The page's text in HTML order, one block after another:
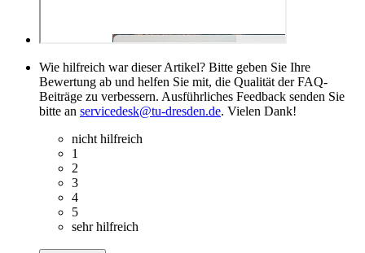
Wie hilfreich war dieser Artikel? Bitte geben Sie Ihre
Bewertung ab und helfen Sie mit, die Qualität der FAQ-
Beiträge zu verbessern. Ausführliches Feedback senden Sie
bitte an servicedesk@tu-dresden.de. Vielen Dank!
nicht hilfreich
1
2
3
4
5
sehr hilfreich